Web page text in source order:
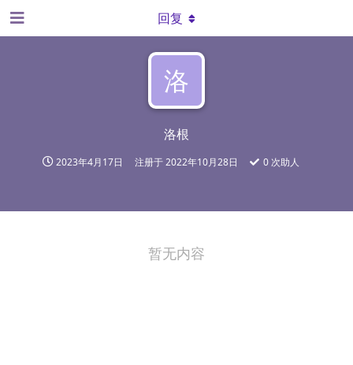
洛
洛根
2023年4月17日 注册于2022年10月28日 0次助人
回复
暂无内容